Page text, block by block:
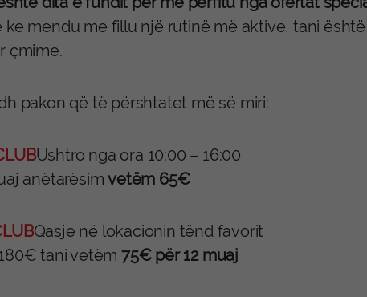
ke mendu me fillu një rutinë më aktive, tani
çmime.
pakon që të përshtatet më së miri:
Ushtro nga ora 10:00 – 16:00
anëtarësimvetëm 65€
Qasje në lokacionin tënd favorit
tani vetëm 75€ për 12 muaj